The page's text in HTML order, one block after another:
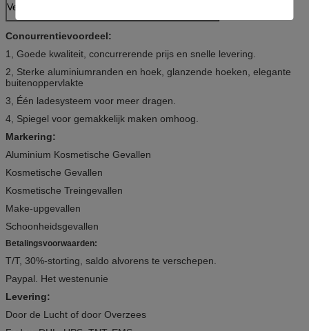
Verpakking
Concurrentievoordeel:
1, Goede kwaliteit, concurrerende prijs en snelle levering.
2, Sterke aluminiumranden en hoek, glanzende hoeken, elegante
buitenoppervlakte
3, Één ladesysteem voor meer dragen.
4, Spiegel voor gemakkelijk maken omhoog.
Markering:
Aluminium Kosmetische Gevallen
Kosmetische Gevallen
Kosmetische Treingevallen
Make-upgevallen
Schoonheidsgevallen
Betalingsvoorwaarden:
T/T, 30%-storting, saldo alvorens te verschepen.
Paypal. Het westenunie
Levering:
Door de Lucht of door Overzees